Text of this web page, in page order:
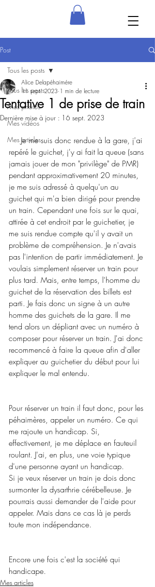
Post
Tous les posts
Mes photos
Mes vidéos
Mes articles
Tous les posts
Tentative 1 de prise de train
Alice Delapéhaimére
11 sept. 2023 1 min de lecture
Dernière mise à jour : 16 sept. 2023
     Je me suis donc rendue à la gare, j'ai
repéré le guichet, j'y ai fait la queue (sans
jamais jouer de mon "privilège" de PMR)
pendant approximativement 20 minutes,
je me suis adressé à quelqu'un au
guichet qui m'a bien dirigé pour prendre
un train. Cependant une fois sur le quai,
attirée à cet endroit par le guichetier, je
me suis rendue compte qu'il y avait un
problème de compréhension. Je n'avais
pas l'intention de partir immédiatement. Je
voulais simplement réserver un train pour
plus tard. Mais, entre temps, l'homme du
guichet de la réservation des billets est
parti. Je fais donc un signe à un autre
homme des guichets de la gare. Il me
tend alors un dépliant avec un numéro à
composer pour réserver un train. J'ai donc
recommencé à faire la queue afin d'aller
expliquer au guichetier du début pour lui
expliquer le mal entendu.
Pour réserver un train il faut donc, pour les
péhaimères, appeler un numéro. Ce qui
me rajoute un handicap. Si,
effectivement, je me déplace en fauteuil
roulant. J'ai, en plus, une voie typique
d'une personne ayant un handicap.
Si je veux réserver un train je dois donc
surmonter la dysarthrie cérébelleuse. Je
pourrais aussi demander de l'aide pour
appeler. Mais dans ce cas là je perds
toute mon indépendance.
Encore une fois c'est la société qui
handicape.
Mes articles